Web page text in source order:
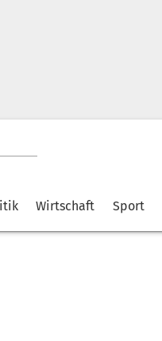
Wirtschaft Sport